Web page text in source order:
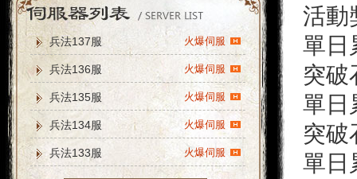
兵法137服 火爆伺服
兵法136服 火爆伺服
兵法135服 火爆伺服
兵法134服 火爆伺服
兵法133服 火爆伺服
活動
單日
突破
單日
突破
單日